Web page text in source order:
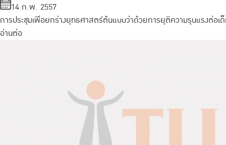
14 ก.พ. 2557
การประชุมเพื่อยกร่างยุทธศาสตร์ต้นแบบว่าด้วยการยุติความรุนแรงต่อเ
อ่านต่อ